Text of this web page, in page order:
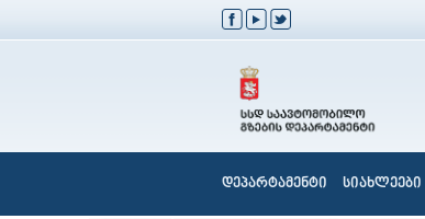
დეპარტამენტი სიახლეები